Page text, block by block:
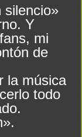
silencio»
Y
mi
de
la música
todo